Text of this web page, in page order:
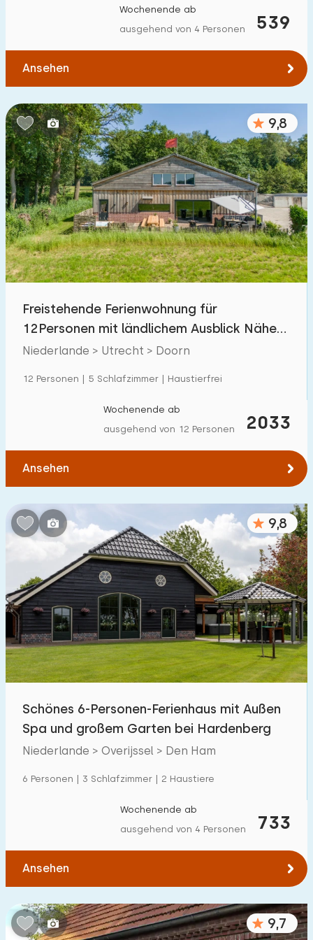
Zu öffentlichen Verkehrsmitteln(max. km):
0,2 0,5 1
Unterkunft
Nicht im Ferienpark 134
Im Ferienpark 129
Einfamilienhaus 203
Ferienbauernhof
Villa
Ferienwohnung
Kindermöbel 122
Eingezäunter Garten
Spielgeräte im Garten 82
Hallenbad 39
Freibad 18
Kinderanimation 25
Kindereinrichtungen im Park 35
Zugänglichkeit
Eingeschränkte Mobilität
539
Wochenende ab
ausgehend von 4 Personen
Ansehen
9,8
Freistehende Ferienwohnung für
12Personen mit ländlichem Ausblick Nähe
Utrechtse Heuvelrug
Niederlande > Utrecht > Doorn
12 Personen | 5 Schlafzimmer | Haustierfrei
2033
Wochenende ab
ausgehend von 12 Personen
Ansehen
9,8
Schönes 6-Personen-Ferienhaus mit Außen
Spa und großem Garten bei Hardenberg
Niederlande > Overijssel > Den Ham
6 Personen | 3 Schlafzimmer | 2 Haustiere
733
Wochenende ab
ausgehend von 4 Personen
Ansehen
9,7